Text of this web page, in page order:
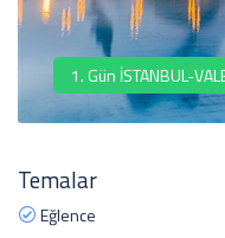
1. Gün İSTANBUL-
Temalar
Eğlence